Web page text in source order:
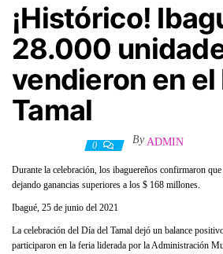
¡Histórico!
28.000
vendieron en el
Tamal
0 By ADMIN
Durante la celebración, los ibaguereños confirmaron
dejando ganancias superiores a los $ 168 millones.
Ibagué, 25 de junio del 2021
La celebración del Día del Tamal dejó un balance
participaron en la feria liderada por la Administración